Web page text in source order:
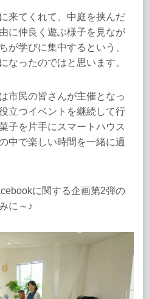
来てくれて、中庭を挟んだ
に仲良く遊ぶ様子を見なが
が学びに集中するという、
なったのではと思います。
市民の皆さんが主催となっ
立つイベントを継続して行
子を片手にスマートハウス
中で楽しい時間を一緒に過
に関する企画第2弾の
に～♪